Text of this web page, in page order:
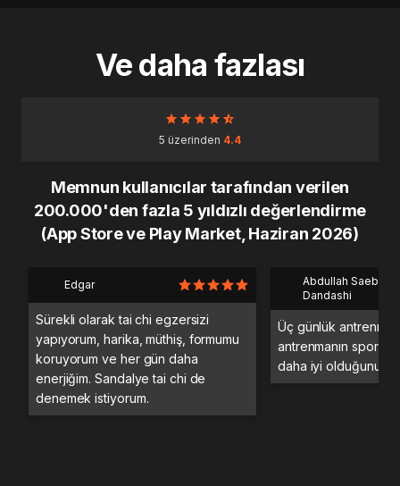
Ve daha fazlası
5 üzerinden 4.4
Memnun kullanıcılar tarafından verilen
200.000'den fazla 5 yıldızlı değerlendirme
(App Store ve Play Market, Haziran 2026)
Edgar
Sürekli olarak tai chi egzersizi
yapıyorum, harika, müthiş, formumu
koruyorum ve her gün daha
enerjiğim. Sandalye tai chi de
denemek istiyorum.
Abdullah Saeb Al
Dandashi
Üç günlük
antrenmanın spor
daha iyi olduğunu